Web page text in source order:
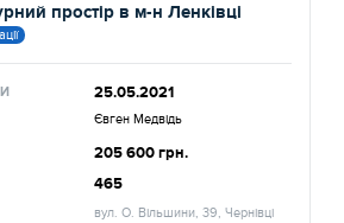
простір в м-н Ленківці
25.05.2021
Євген Медвідь
205 600 грн.
465
вул. О. Вільшини, 39, Чернівці